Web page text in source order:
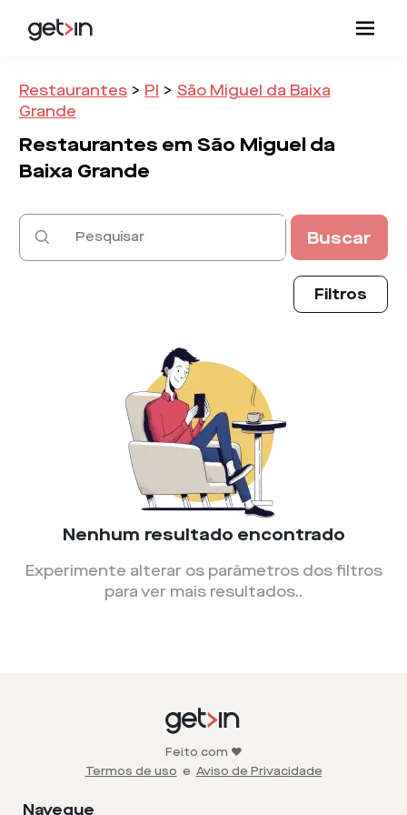
Restaurantes > PI > São Miguel da Baixa
Grande
Restaurantes emSão Miguel da
Baixa Grande
Buscar
Filtros
Nenhum resultado encontrado
Experimente alterar os parâmetros dos filtros
para ver mais resultados..
Feito com ❤️
Termos de uso e Aviso de Privacidade
Navegue